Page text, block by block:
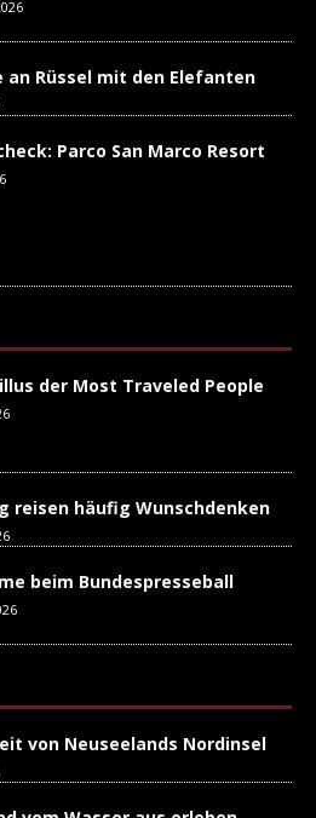
an Rüssel mit den Elefanten
Parco San Marco Resort
der Most Traveled People
reisen häufig Wunschdenken
beim Bundespresseball
von Neuseelands Nordinsel